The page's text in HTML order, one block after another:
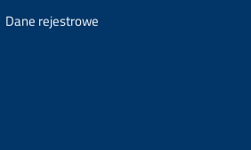
Dane rejestrowe